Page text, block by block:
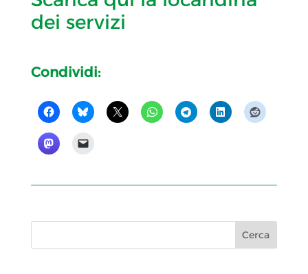
dei servizi
Condividi: